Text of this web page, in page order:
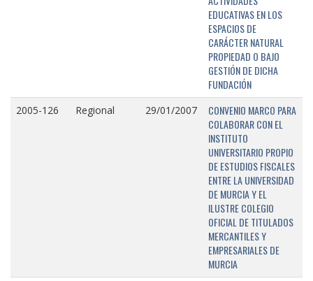
EDUCATIVAS EN LOS
ESPACIOS DE
CARÁCTER NATURAL
PROPIEDAD O BAJO
GESTIÓN DE DICHA
FUNDACIÓN
2005-126 Regional 29/01/2007
CONVENIO MARCO PARA
COLABORAR CON EL
INSTITUTO
UNIVERSITARIO PROPIO
DE ESTUDIOS FISCALES
ENTRE LA UNIVERSIDAD
DE MURCIA Y EL
ILUSTRE COLEGIO
OFICIAL DE TITULADOS
MERCANTILES Y
EMPRESARIALES DE
MURCIA